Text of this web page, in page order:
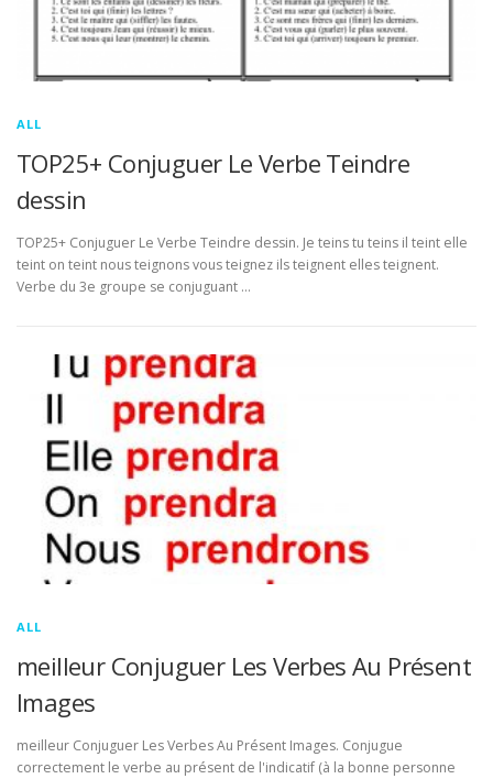
ALL
TOP25+ Conjuguer Le Verbe Teindre
dessin
TOP25+ Conjuguer Le Verbe Teindre dessin. Je teins tu teins il teint elle
teint on teint nous teignons vous teignez ils teignent elles teignent.
Verbe du 3e groupe se conjuguant …
ALL
meilleur Conjuguer Les Verbes Au Présent
Images
meilleur Conjuguer Les Verbes Au Présent Images. Conjugue
correctement le verbe au présent de l'indicatif (à la bonne personne